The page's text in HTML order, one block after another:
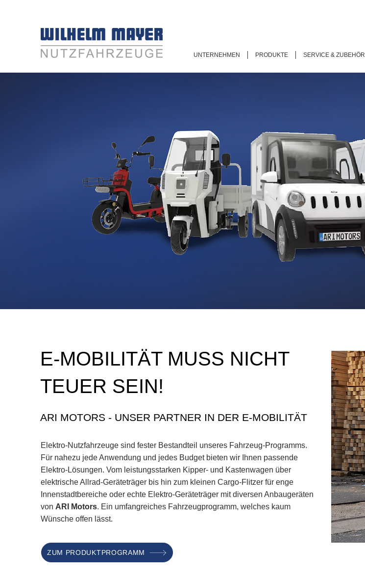
UNTERNEHMEN PRODUKTE SERVICE & ZUBEHÖR
Elektro-Nutzfahrzeuge sind fester Bestandteil unseres Fahrzeug-Programms.
Für nahezu jede Anwendung und jedes Budget bieten wir Ihnen passende
Elektro-Lösungen. Vom leistungsstarken Kipper- und Kastenwagen über
elektrische Allrad-Geräteträger bis hin zum kleinen Cargo-Flitzer für enge
Innenstadtbereiche oder echte Elektro-Geräteträger mit diversen Anbaugeräten
von ARI Motors. Ein umfangreiches Fahrzeugprogramm, welches kaum
Wünsche offen lässt.
E-MOBILITÄT MUSS NICHT
TEUER SEIN!
ARI MOTORS - UNSER PARTNER IN DER E-MOBILITÄT
ZUM PRODUKTPROGRAMM